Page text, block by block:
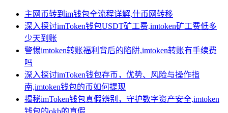
主网币转到im钱包全流程详解,什币网转移
深入探讨imToken钱包USDT矿工费,imtoken矿工费低多
少天到账
警惕imtoken转账福利背后的陷阱,imtoken转账有手续费
吗
深入探讨imToken钱包存币，优势、风险与操作指
南,imtoken钱包的币如何提现
揭秘imToken钱包真假辨别，守护数字资产安全,imtoken
钱包的okb的真假